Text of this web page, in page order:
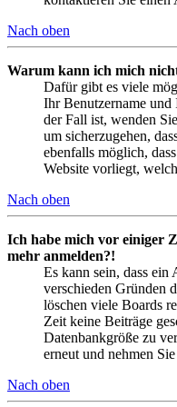
Nach oben
Warum kann ich mich
Dafür gibt es viele
Ihr Benutzername
der Fall ist, wenden
um sicherzugehen,
ebenfalls möglich,
Website vorliegt,
Nach oben
Ich habe mich vor einiger
mehr anmelden?!
Es kann sein, dass
verschieden Gründen
löschen viele Boards
Zeit keine Beiträge
Datenbankgröße zu
erneut und nehmen
Nach oben